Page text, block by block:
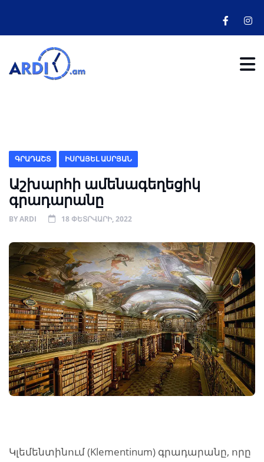
ԳՐԱԴԱՇՏ ԻՍՐԱՅԵԼ ԱՍՐՅԱՆ
Աշխարհի ամենագեղեցիկ
գրադարանը
BYARDI 18 ՓԵՏՐՎԱՐԻ, 2022
Կլեմենտինում (Klementinum) գրադարանը, որը